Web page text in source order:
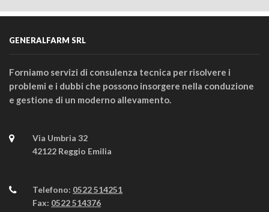
GENERALFARM SRL
Forniamo servizi di consulenza tecnica per risolvere i
problemi e i dubbi che possono insorgere nella conduzione
e gestione di un moderno allevamento.
Via Umbria 32
42122 Reggio Emilia
Telefono: 0522 514251
Fax: 0522 514376